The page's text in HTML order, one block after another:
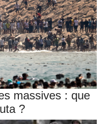
massives : que
?